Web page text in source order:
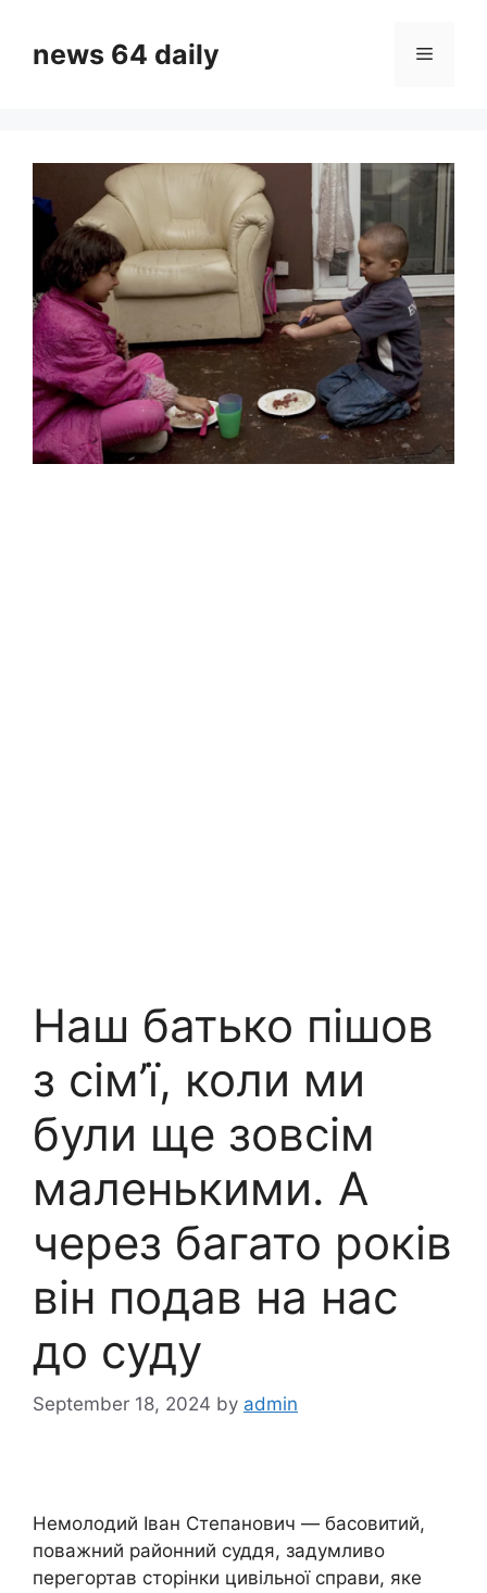
contentnews 64 daily Menu
Наш батько пішов
з сім’ї, коли ми
були ще зовсім
маленькими. А
через багато років
він подав на нас
до суду
September 18, 2024 by admin
Немолодий Іван Степанович — басовитий,
поважний районний суддя, задумливо
перегортав сторінки цивільної справи, яке